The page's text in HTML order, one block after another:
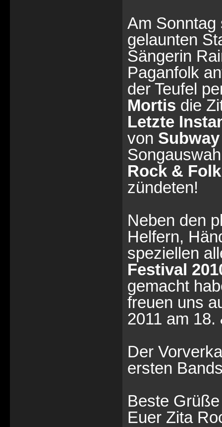
Am
gelaunten
Sängerin
Paganfolk
der Teufel
Mortis die
Letzte
von
Rock &
zündeten!
Neben den
Helfern,
speziellen
Festival
gemacht
freuen uns
2011 am 18.
Der
ersten
Beste Grüße
Euer Zita